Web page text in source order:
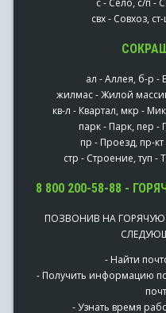
с - Село, с/п -
свх - Совхоз,
ал - Аллея, б-р -
жилмас - Жилой
кв-л - Квартал, мкр -
парк - Парк, пер -
пр - Проезд, пр-
стр - Строение, туп -
8 800 200-58-88 -
ПОЗВОНИВ НА
- Найти
- Получить информацию
- Узнать время